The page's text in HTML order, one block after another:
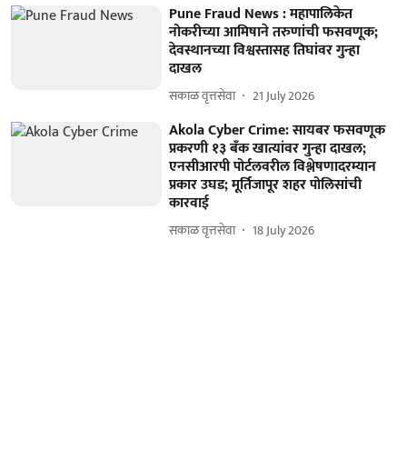
Pune Fraud News : महापालिकेत
नोकरीच्या आमिषाने तरुणांची फसवणूक;
देवस्थानच्या विश्वस्तासह तिघांवर गुन्हा
दाखल
सकाळ वृत्तसेवा 21 July 2026
Akola Cyber Crime: सायबर फसवणूक
प्रकरणी १३ बँक खात्यांवर गुन्हा दाखल;
एनसीआरपी पोर्टलवरील विश्लेषणादरम्यान
प्रकार उघड; मूर्तिजापूर शहर पोलिसांची
कारवाई
सकाळ वृत्तसेवा 18 July 2026